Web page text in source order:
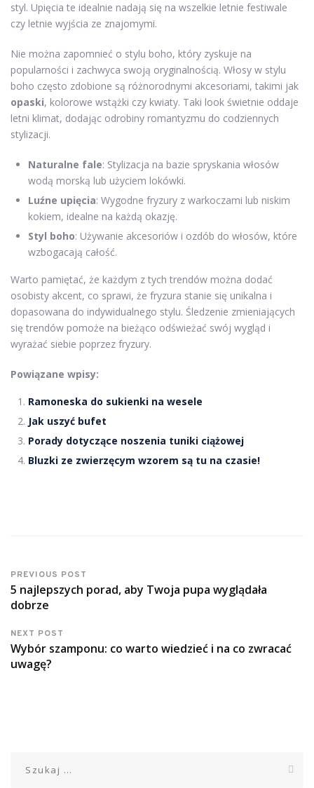
styl. Upięcia te idealnie nadają się na wszelkie letnie festiwale
czy letnie wyjścia ze znajomymi.
Nie można zapomnieć o stylu boho, który zyskuje na
popularności i zachwyca swoją oryginalnością. Włosy w stylu
boho często zdobione są różnorodnymi akcesoriami, takimi jak
opaski, kolorowe wstążki czy kwiaty. Taki look świetnie oddaje
letni klimat, dodając odrobiny romantyzmu do codziennych
stylizacji.
Naturalne fale: Stylizacja na bazie spryskania włosów
wodą morską lub użyciem lokówki.
Luźne upięcia: Wygodne fryzury z warkoczami lub niskim
kokiem, idealne na każdą okazję.
Styl boho: Używanie akcesoriów i ozdób do włosów, które
wzbogacają całość.
Warto pamiętać, że każdym z tych trendów można dodać
osobisty akcent, co sprawi, że fryzura stanie się unikalna i
dopasowana do indywidualnego stylu. Śledzenie zmieniających
się trendów pomoże na bieżąco odświeżać swój wygląd i
wyrażać siebie poprzez fryzury.
Powiązane wpisy:
Ramoneska do sukienki na wesele
Jak uszyć bufet
Porady dotyczące noszenia tuniki ciążowej
Bluzki ze zwierzęcym wzorem są tu na czasie!
PREVIOUS POST
5 najlepszych porad, aby Twoja pupa wyglądała
dobrze
NEXT POST
Wybór szamponu: co warto wiedzieć i na co zwracać
uwagę?